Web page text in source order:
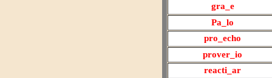
gra_e
Pa _lo
pro _echo
prover_io
reacti _ar